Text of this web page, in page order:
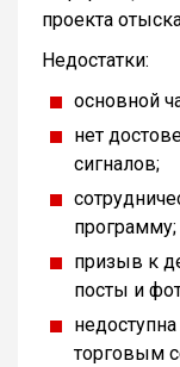
проекта
Недостатки:
основной
нет
сигналов;
программу;
призыв к
посты и
торговым